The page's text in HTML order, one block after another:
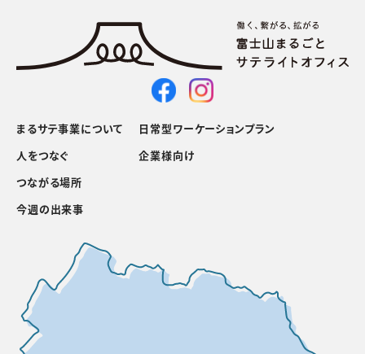
まるサテ事業について
人をつなぐ
つながる場所
日常型ワーケーションプラン
企業様向け
今週の出来事